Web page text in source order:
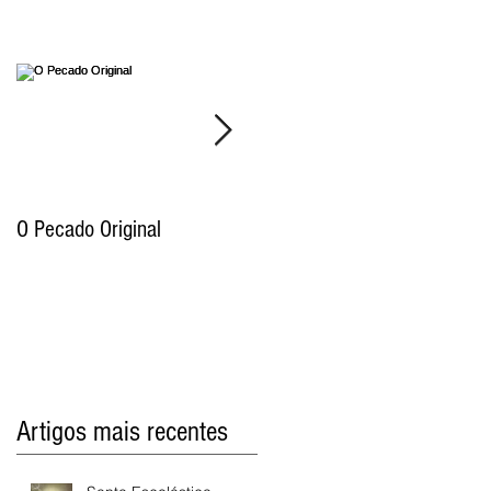
O Pecado Original
Artigos mais recentes